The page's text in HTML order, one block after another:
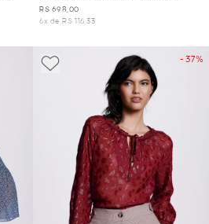
R$ 698,00
6x de R$ 116,33
- 37%